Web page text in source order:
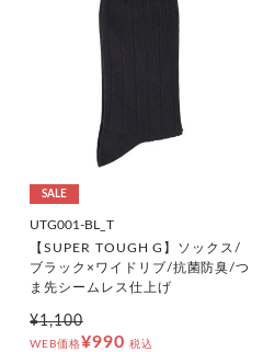
SALE
UTG001-BL_T
【SUPER TOUGH G】ソックス/
ブラック×ワイドリブ/抗菌防臭/つ
ま先シームレス仕上げ
¥1,100
WEB価格¥990 税込